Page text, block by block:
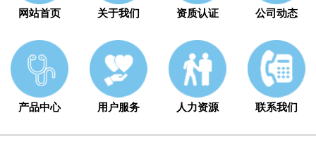
网站首页 关于我们 资质认证 公司动态
产品中心 用户服务 人力资源 联系我们